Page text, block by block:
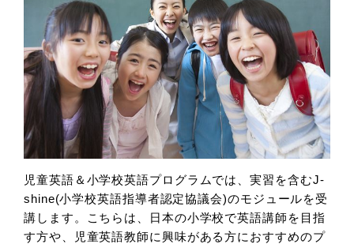
児童英語＆小学校英語プログラムでは、実習を含むJ-
shine(小学校英語指導者認定協議会)のモジュールを受
講します。こちらは、日本の小学校で英語講師を目指
す方や、児童英語教師に興味がある方におすすめのプ